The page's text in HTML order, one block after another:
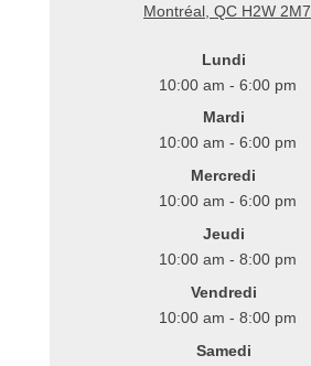
Montréal ,QC H2W 2M7
Lundi
10:00 am - 6:00 pm
Mardi
10:00 am - 6:00 pm
Mercredi
10:00 am - 6:00 pm
Jeudi
10:00 am - 8:00 pm
Vendredi
10:00 am - 8:00 pm
Samedi